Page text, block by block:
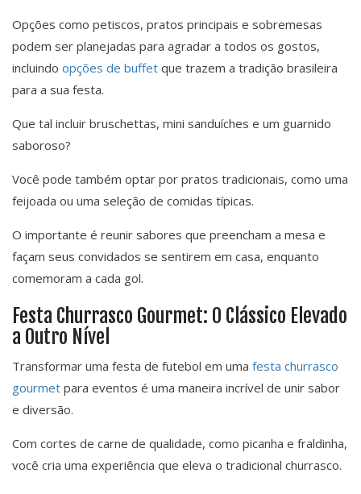
Opções como petiscos, pratos principais e sobremesas
podem ser planejadas para agradar a todos os gostos,
incluindo opções de buffet que trazem a tradição brasileira
para a sua festa.
Que tal incluir bruschettas, mini sanduíches e um guarnido
saboroso?
Você pode também optar por pratos tradicionais, como uma
feijoada ou uma seleção de comidas típicas.
O importante é reunir sabores que preencham a mesa e
façam seus convidados se sentirem em casa, enquanto
comemoram a cada gol.
Festa Churrasco Gourmet: O Clássico Elevado
a Outro Nível
Transformar uma festa de futebol em uma festa churrasco
gourmet para eventos é uma maneira incrível de unir sabor
e diversão.
Com cortes de carne de qualidade, como picanha e fraldinha,
você cria uma experiência que eleva o tradicional churrasco.